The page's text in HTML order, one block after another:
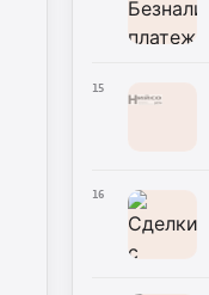
15
16